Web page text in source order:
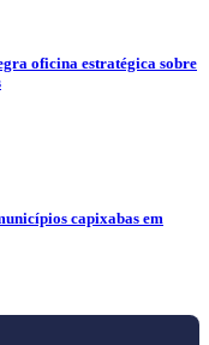
oficina estratégica sobre
capixabas em